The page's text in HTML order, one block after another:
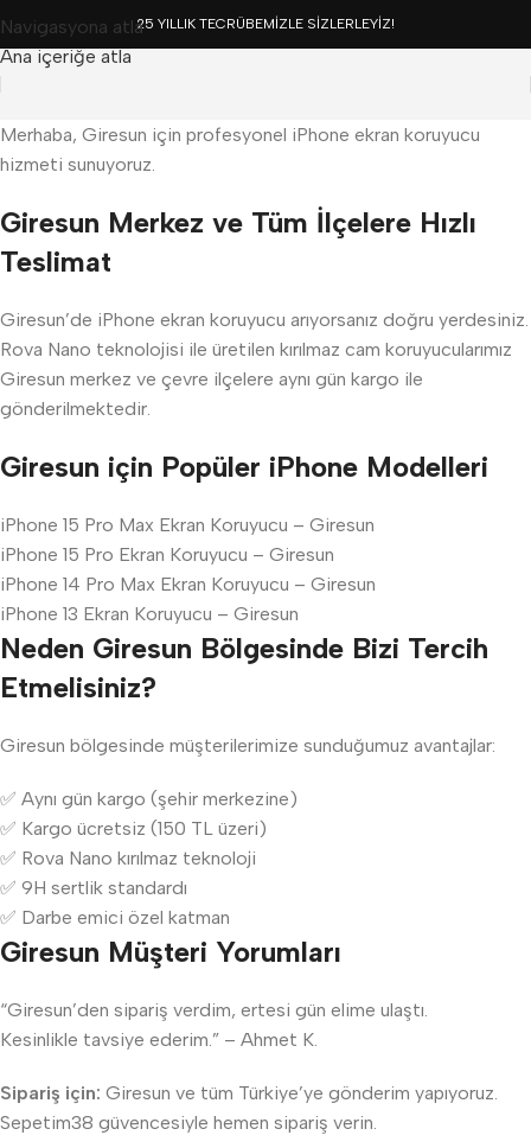
Navigasyona atla
Ana içeriğe atla
25 YILLIK TECRÜBEMİZLE SİZLERLEYİZ!
Merhaba, Giresun için profesyonel iPhone ekran koruyucu
hizmeti sunuyoruz.
Giresun Merkez ve Tüm İlçelere Hızlı
Teslimat
Giresun’de iPhone ekran koruyucu arıyorsanız doğru yerdesiniz.
Rova Nano teknolojisi ile üretilen kırılmaz cam koruyucularımız
Giresun merkez ve çevre ilçelere aynı gün kargo ile
gönderilmektedir.
Giresun için Popüler iPhone Modelleri
iPhone 15 Pro Max Ekran Koruyucu – Giresun
iPhone 15 Pro Ekran Koruyucu – Giresun
iPhone 14 Pro Max Ekran Koruyucu – Giresun
iPhone 13 Ekran Koruyucu – Giresun
Neden Giresun Bölgesinde Bizi Tercih
Etmelisiniz?
Giresun bölgesinde müşterilerimize sunduğumuz avantajlar:
✅ Aynı gün kargo (şehir merkezine)
✅ Kargo ücretsiz (150 TL üzeri)
✅ Rova Nano kırılmaz teknoloji
✅ 9H sertlik standardı
✅ Darbe emici özel katman
Giresun Müşteri Yorumları
“Giresun’den sipariş verdim, ertesi gün elime ulaştı.
Kesinlikle tavsiye ederim.” – Ahmet K.
Sipariş için: Giresun ve tüm Türkiye’ye gönderim yapıyoruz.
Sepetim38 güvencesiyle hemen sipariş verin.